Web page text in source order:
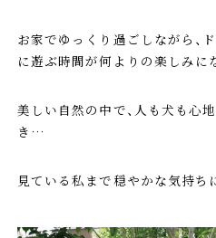
お家でゆっくり過ごしながら、
に遊ぶ時間が何よりの楽しみに
美しい自然の中で、人も犬も心
き…
見ている私まで穏やかな気持ち